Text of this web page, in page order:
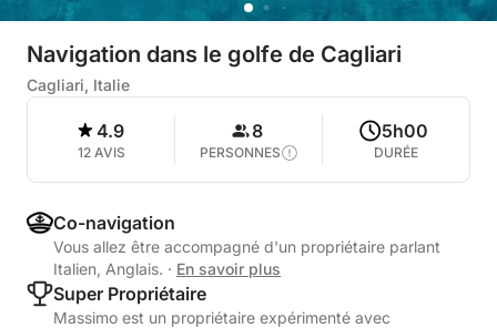
Navigation dans le golfe de Cagliari
Cagliari, Italie
4.9
12 AVIS
8
PERSONNES
5h00
DURÉE
Co-navigation
Vous allez être accompagné d'un propriétaire parlant
Italien, Anglais. · En savoir plus
Super Propriétaire
Massimo est un propriétaire expérimenté avec